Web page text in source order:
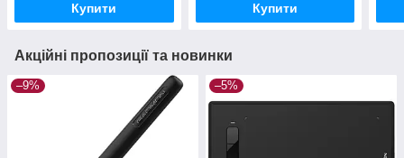
Купити Купити
Акційні пропозиції та новинки
–9% –5%